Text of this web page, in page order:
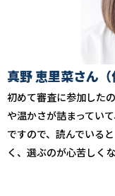
真野 恵里菜さん（
初めて審査に参加した
や温かさが詰まってい
ですので、読んでいる
く、選ぶのが心苦しく